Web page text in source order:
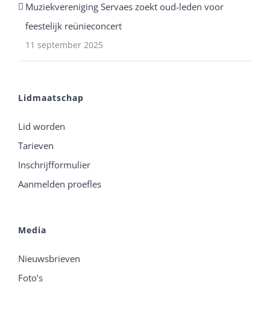
Muziekvereniging Servaes zoekt oud-leden voor
feestelijk reünieconcert
11 september 2025
Lidmaatschap
Lid worden
Tarieven
Inschrijfformulier
Aanmelden proefles
Media
Nieuwsbrieven
Foto’s